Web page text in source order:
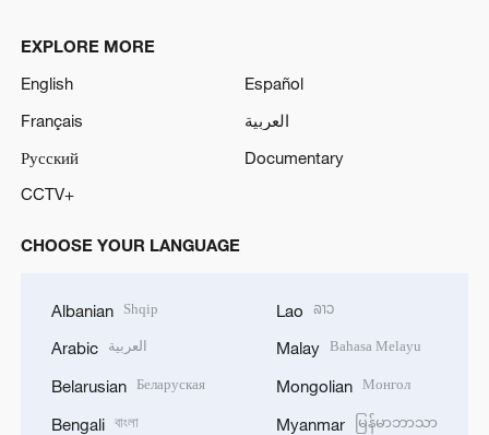
EXPLORE MORE
English
Español
Français
العربية
Русский
Documentary
CCTV+
CHOOSE YOUR LANGUAGE
Albanian Shqip
Arabic العربية
Belarusian Беларуская
Bengali বাংলা
Lao ລາວ
Malay Bahasa Melayu
Mongolian Монгол
Myanmar မြန်မာဘာသာ